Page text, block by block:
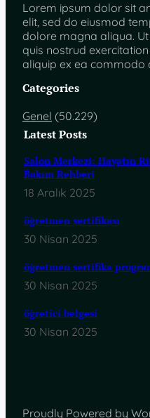
Lorem ipsum dolor sit
elit, sed do eiusmod
dolore magna aliqua.
quis nostrud
aliquip ex ea commodo
Categories
Genel (50.229)
Latest Posts
Salon Merkezi: Hayatın
Bakım Rehberi
18 Aralık 2025
öğretmen sertifikası
30 Nisan 2025
öğretmen sertifika
30 Nisan 2025
öğretici belgesi
30 Nisan 2025
Proudly Powered by